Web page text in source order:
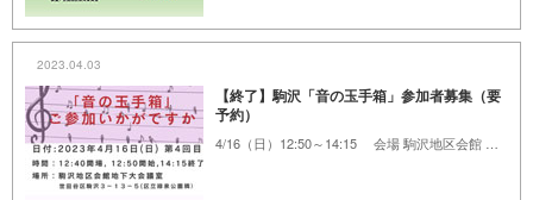
2023.04.03
【終了】駒沢「音の玉手箱」参加者募集（要
予約）